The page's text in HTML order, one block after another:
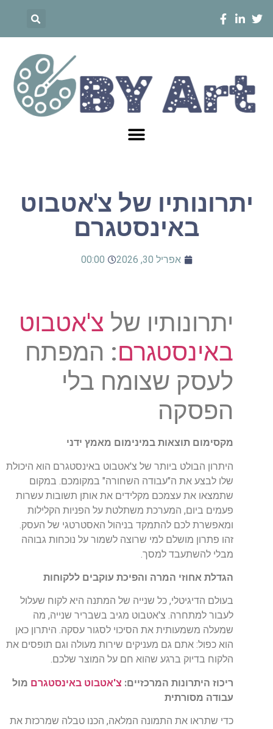
יתרונותיו של צ'אטבוט
באינסטגרם
אפריל 30, 2026 00:00
יתרונותיו של צ'אטבוט
באינסטגרם: המפתח
לעסק שצומח בלי
הפסקה
מקסימום תוצאות במינימום מאמץ ידני
היתרון הבולט ביותר של צ'אטבוט באינסטגרם הוא היכולת
שלו לבצע את ה"עבודה השחורה" במקומכם. במקום
שתמצאו את עצמכם מקלידים את אותן תשובות עשרות
פעמים ביום, המערכת משתלטת על הפניות הקלילות
ומאפשרת לכם להתמקד בניהול האסטרטגי של העסק.
זהו פתרון מושלם למי שרוצה לשמור על נוכחות גבוהה
מבלי להשתעבד למסך.
הגדלת אחוזי המרה והפיכת עוקבים ללקוחות
בעולם הדיגיטלי, כל שנייה של המתנה היא לקוח שעלול
לעבור למתחרה. צ'אטבוט מגיב בשבריר שנייה, מה
שמעלה משמעותית את הסיכוי לסגור עסקה. היתרון כאן
הוא כפול: אתם גם מעניקים שירות מעולה וגם תופסים את
הלקוח בדיוק ברגע שהוא חם על המוצר שלכם.
ריכוז היתרונות המרכזיים: צ'אטבוט באינסטגרם מול
עבודה מסורתית
כדי שתראו את התמונה המלאה, הכנו טבלה שמרכזת את